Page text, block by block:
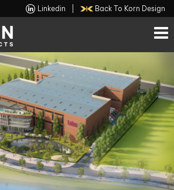
Linkedin Back To Korn Design